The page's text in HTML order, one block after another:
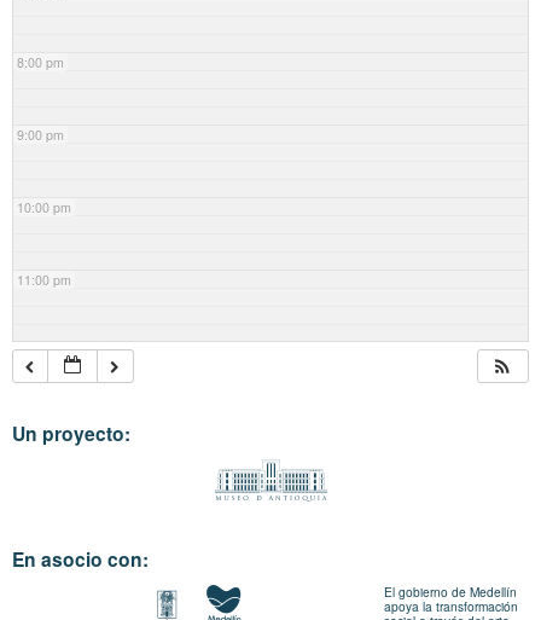
8:00 pm
9:00 pm
10:00 pm
11:00 pm
Un proyecto:
En asocio con:
El gobierno de Medellín
apoya la transformación